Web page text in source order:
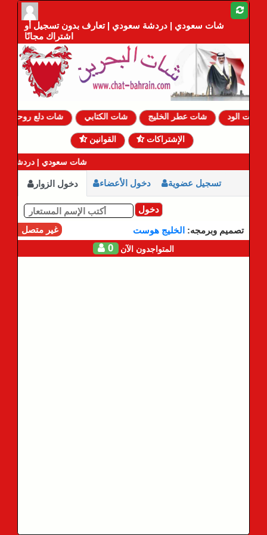
شات سعودي | دردشة سعودي | تعارف بدون تسجيل أو
اشتراك مجانًا
شات دلع روحي شات الكتابي شات عطر الخليج شات الود
القوانين الإشتراكات
شات سعودي | دردشة
دخول الزوار دخول الأعضاء تسجيل عضوية
دخول
غير متصل
تصميم وبرمجه: الخليج هوست
0 المتواجدون الآن